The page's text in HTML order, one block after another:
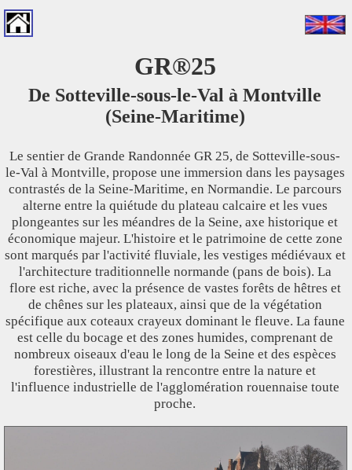
GR®25
De Sotteville-sous-le-Val à Montville
(Seine-Maritime)
Le sentier de Grande Randonnée GR 25, de Sotteville-sous-
le-Val à Montville, propose une immersion dans les paysages
contrastés de la Seine-Maritime, en Normandie. Le parcours
alterne entre la quiétude du plateau calcaire et les vues
plongeantes sur les méandres de la Seine, axe historique et
économique majeur. L'histoire et le patrimoine de cette zone
sont marqués par l'activité fluviale, les vestiges médiévaux et
l'architecture traditionnelle normande (pans de bois). La
flore est riche, avec la présence de vastes forêts de hêtres et
de chênes sur les plateaux, ainsi que de la végétation
spécifique aux coteaux crayeux dominant le fleuve. La faune
est celle du bocage et des zones humides, comprenant de
nombreux oiseaux d'eau le long de la Seine et des espèces
forestières, illustrant la rencontre entre la nature et
l'influence industrielle de l'agglomération rouennaise toute
proche.